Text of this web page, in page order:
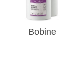
Bobine